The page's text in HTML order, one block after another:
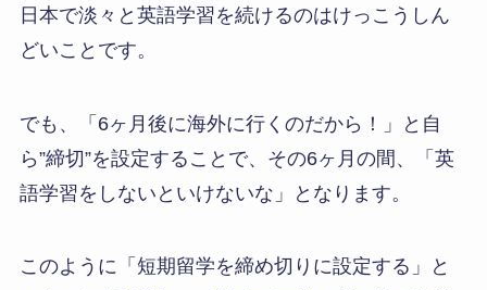
日本で淡々と英語学習を続けるのはけっこうしん
どいことです。
でも、「6ヶ月後に海外に行くのだから！」と自
ら”締切”を設定することで、その6ヶ月の間、「英
語学習をしないといけないな」となります。
このように「短期留学を締め切りに設定する」と